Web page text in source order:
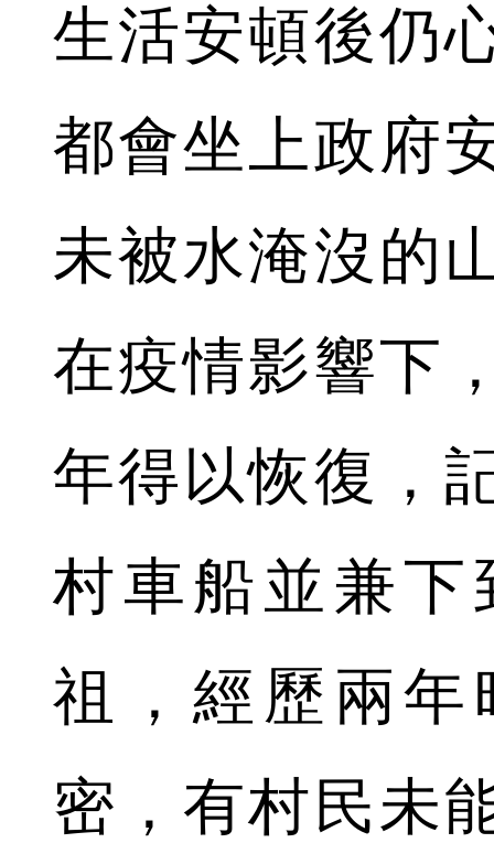
生活安頓後仍
都會坐上政府
未被水淹沒的
在疫情影響下
年得以恢復，
村車船並兼下
祖，經歷兩年
密，有村民未